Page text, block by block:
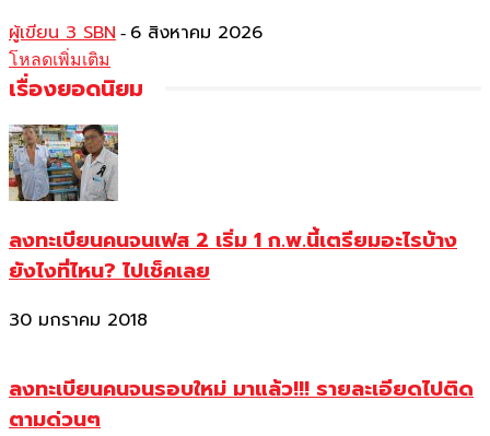
ผู้เขียน 3 SBN - 6 สิงหาคม 2026
โหลดเพิ่มเติม
เรื่องยอดนิยม
ลงทะเบียนคนจนเฟส 2 เริ่ม 1 ก.พ.นี้เตรียมอะไรบ้าง
ยังไงที่ไหน? ไปเช็คเลย
30 มกราคม 2018
ลงทะเบียนคนจนรอบใหม่ มาแล้ว!!! รายละเอียดไปติด
ตามด่วนๆ